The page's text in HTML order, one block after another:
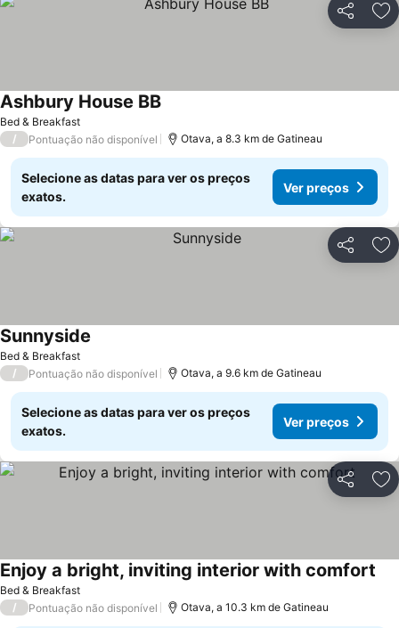
Partilhar
Bed & Breakfast
Ashbury House BB
/ Pontuação não disponível Otava, a 8.3 km de Gatineau
Selecione as datas para ver os preços
exatos.
Ver preços
Partilhar
Bed & Breakfast
Sunnyside
/ Pontuação não disponível Otava, a 9.6 km de Gatineau
Selecione as datas para ver os preços
exatos.
Ver preços
Partilhar
Bed & Breakfast
Enjoy a bright, inviting interior with comfort
/ Pontuação não disponível Otava, a 10.3 km de Gatineau